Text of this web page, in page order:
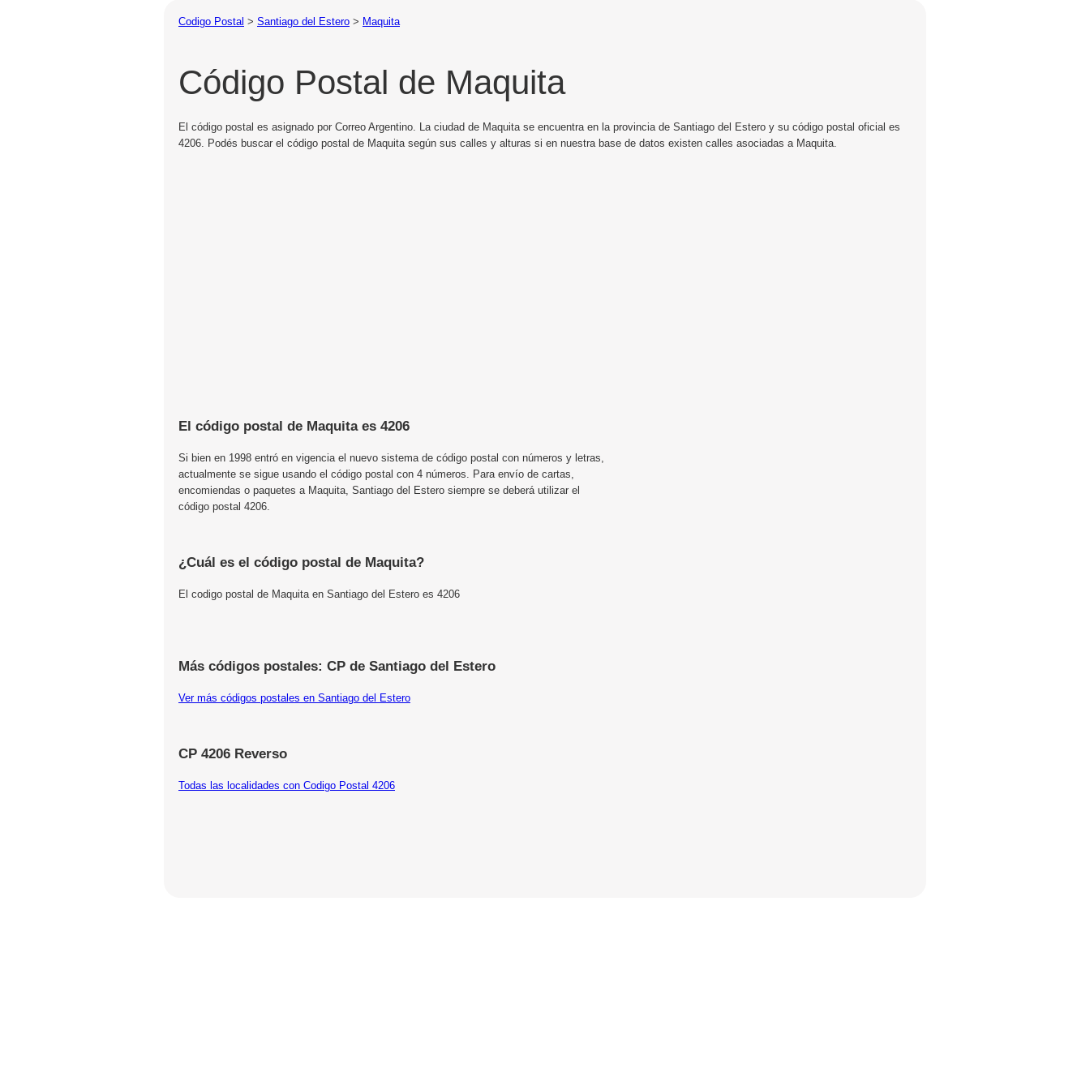
Codigo Postal > Santiago del Estero > Maquita
Código Postal de Maquita
El código postal es asignado por Correo Argentino. La ciudad de Maquita se encuentra en la provincia de Santiago del Estero y su código postal oficial es
4206. Podés buscar el código postal de Maquita según sus calles y alturas si en nuestra base de datos existen calles asociadas a Maquita.
El código postal de Maquita es 4206
Si bien en 1998 entró en vigencia el nuevo sistema de código postal con números y letras,
actualmente se sigue usando el código postal con 4 números. Para envío de cartas,
encomiendas o paquetes a Maquita, Santiago del Estero siempre se deberá utilizar el
código postal 4206.
¿Cuál es el código postal de Maquita?
El codigo postal de Maquita en Santiago del Estero es 4206
Más códigos postales: CP de Santiago del Estero
Ver más códigos postales en Santiago del Estero
CP 4206 Reverso
Todas las localidades con Codigo Postal 4206